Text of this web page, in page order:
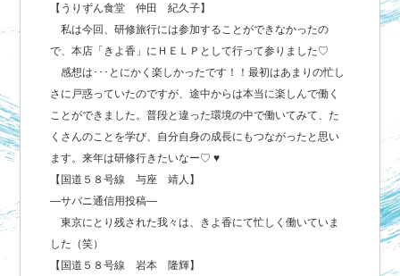
【うりずん食堂 仲田 紀久子】
私は今回、研修旅行には参加することができなかったの
で、本店「きよ香」にＨＥＬＰとして行って参りました♡
感想は･･･とにかく楽しかったです！！最初はあまりの忙し
さに戸惑っていたのですが、途中からは本当に楽しんで働く
ことができました。普段と違った環境の中で働いてみて、た
くさんのことを学び、自分自身の成長にもつながったと思い
ます。来年は研修行きたいなー♡ ♥
【国道５８号線 与座 靖人】
―サバニ通信用投稿―
東京にとり残された我々は、きよ香にて忙しく働いていま
した（笑）
【国道５８号線 岩本 隆輝】